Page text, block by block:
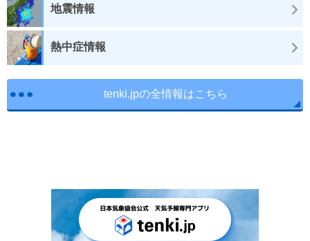
地震情報
熱中症情報
tenki.jpの全情報はこちら